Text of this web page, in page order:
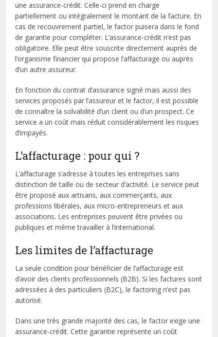
une assurance-crédit. Celle-ci prend en charge
partiellement ou intégralement le montant de la facture. En
cas de recouvrement partiel, le factor puisera dans le fond
de garantie pour compléter. L’assurance-crédit n’est pas
obligatoire. Elle peut être souscrite directement auprès de
l’organisme financier qui propose l’affacturage ou auprès
d’un autre assureur.
En fonction du contrat d’assurance signé mais aussi des
services proposés par l’assureur et le factor, il est possible
de connaître la solvabilité d’un client ou d’un prospect. Ce
service a un coût mais réduit considérablement les risques
d’impayés.
L’affacturage : pour qui ?
L’affacturage s’adresse à toutes les entreprises sans
distinction de taille ou de secteur d’activité. Le service peut
être proposé aux artisans, aux commerçants, aux
professions libérales, aux micro-entrepreneurs et aux
associations. Les entreprises peuvent être privées ou
publiques et même travailler à l’international.
Les limites de l’affacturage
La seule condition pour bénéficier de l’affacturage est
d’avoir des clients professionnels (B2B). Si les factures sont
adressées à des particuliers (B2C), le factoring n’est pas
autorisé.
Dans une très grande majorité des cas, le factor exige une
assurance-crédit. Cette garantie représente un coût